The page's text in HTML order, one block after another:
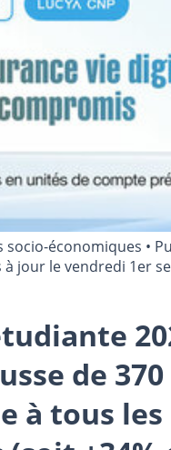
socio-économiques •
à jour levendredi 1er
de 370
à tous les